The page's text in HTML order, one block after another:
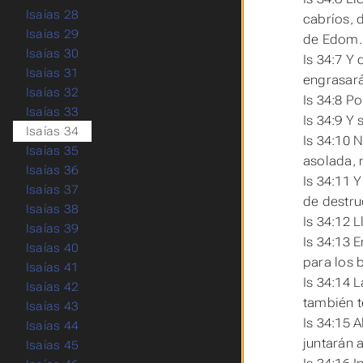
cabríos,
de Edom.
Is 34:7 Y
Is 34:8
Is 34:9 Y
Is 34:10
asolada,
Is 34:11
de
Is 34:12
Is 34:13
para los
Is 34:14
también
Is 34:15
juntarán
Isaías 28
Isaías 29
Isaías 30
Isaías 31
Isaías 32
Isaías 33
Isaías 34
Isaías 35
Isaías 36
Isaías 37
Isaías 38
Isaías 39
Isaías 40
Isaías 41
Isaías 42
Isaías 43
Isaías 44
Isaías 45